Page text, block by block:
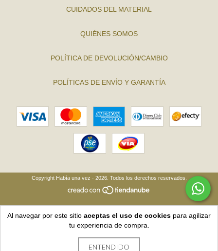
Al navegar por este sitio aceptas el uso de cookies para agilizar
tu experiencia de compra.
ENTENDIDO
CUIDADOS DEL MATERIAL
QUIÉNES SOMOS
POLÍTICA DE DEVOLUCIÓN/CAMBIO
POLÍTICAS DE ENVÍO Y GARANTÍA
Copyright Había una vez - 2026. Todos los derechos reservados.